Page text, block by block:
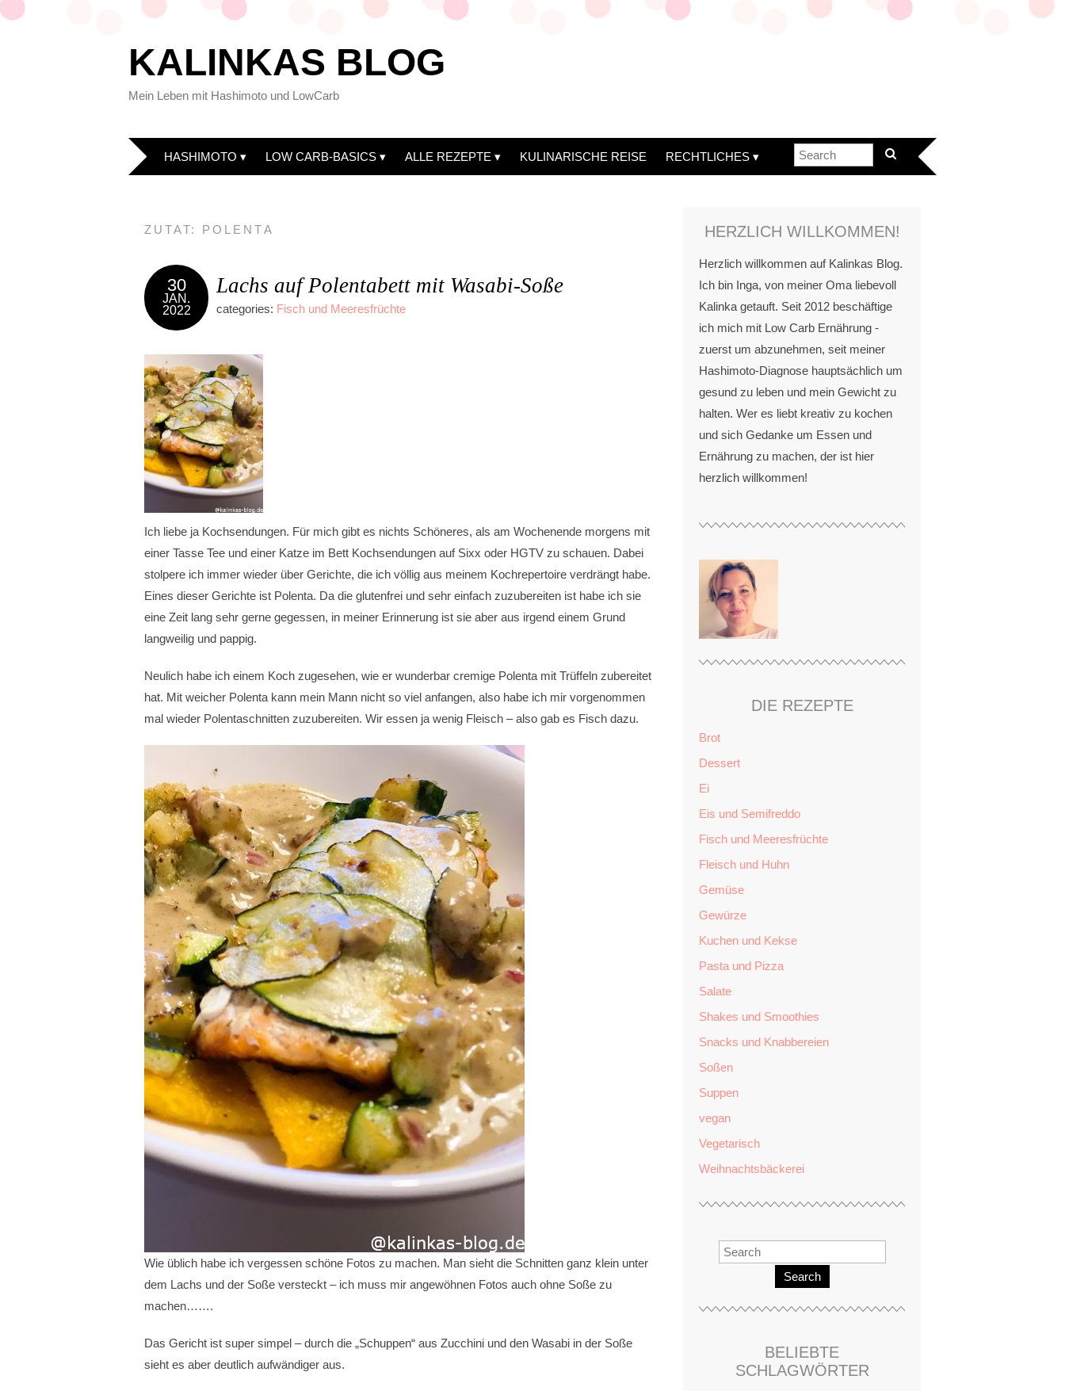
KALINKAS BLOG
Mein Leben mit Hashimoto und LowCarb
HASHIMOTO LOW CARB-BASICS ALLE REZEPTE KULINARISCHE REISE RECHTLICHES
ZUTAT: POLENTA
30
JAN.
2022
Lachs auf Polentabett mit Wasabi-Soße
categories: Fisch und Meeresfrüchte
Ich liebe ja Kochsendungen. Für mich gibt es nichts Schöneres, als am Wochenende morgens mit
einer Tasse Tee und einer Katze im Bett Kochsendungen auf Sixx oder HGTV zu schauen. Dabei
stolpere ich immer wieder über Gerichte, die ich völlig aus meinem Kochrepertoire verdrängt habe.
Eines dieser Gerichte ist Polenta. Da die glutenfrei und sehr einfach zuzubereiten ist habe ich sie
eine Zeit lang sehr gerne gegessen, in meiner Erinnerung ist sie aber aus irgend einem Grund
langweilig und pappig.
Neulich habe ich einem Koch zugesehen, wie er wunderbar cremige Polenta mit Trüffeln zubereitet
hat. Mit weicher Polenta kann mein Mann nicht so viel anfangen, also habe ich mir vorgenommen
mal wieder Polentaschnitten zuzubereiten. Wir essen ja wenig Fleisch – also gab es Fisch dazu.
Wie üblich habe ich vergessen schöne Fotos zu machen. Man sieht die Schnitten ganz klein unter
dem Lachs und der Soße versteckt – ich muss mir angewöhnen Fotos auch ohne Soße zu
machen…….
Das Gericht ist super simpel – durch die „Schuppen“ aus Zucchini und den Wasabi in der Soße
sieht es aber deutlich aufwändiger aus.
HERZLICH WILLKOMMEN!
Herzlich willkommen auf Kalinkas Blog.
Ich bin Inga, von meiner Oma liebevoll
Kalinka getauft. Seit 2012 beschäftige
ich mich mit Low Carb Ernährung -
zuerst um abzunehmen, seit meiner
Hashimoto-Diagnose hauptsächlich um
gesund zu leben und mein Gewicht zu
halten. Wer es liebt kreativ zu kochen
und sich Gedanke um Essen und
Ernährung zu machen, der ist hier
herzlich willkommen!
DIE REZEPTE
Brot
Dessert
Ei
Eis und Semifreddo
Fisch und Meeresfrüchte
Fleisch und Huhn
Gemüse
Gewürze
Kuchen und Kekse
Pasta und Pizza
Salate
Shakes und Smoothies
Snacks und Knabbereien
Soßen
Suppen
vegan
Vegetarisch
Weihnachtsbäckerei
Search
BELIEBTE
SCHLAGWÖRTER